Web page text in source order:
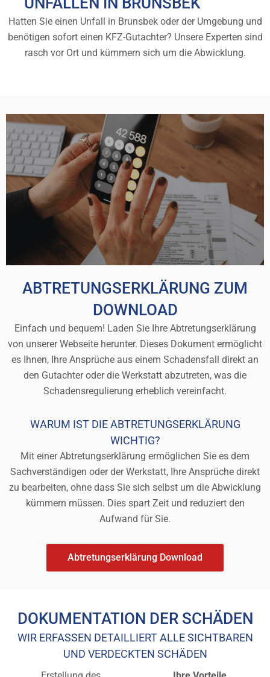
Hatten Sie einen Unfall in Brunsbek oder der Umgebung und
benötigen sofort einen KFZ-Gutachter? Unsere Experten sind
rasch vor Ort und kümmern sich um die Abwicklung.
ABTRETUNGSERKLÄRUNG ZUM
DOWNLOAD
Einfach und bequem! Laden Sie Ihre Abtretungserklärung
von unserer Webseite herunter. Dieses Dokument ermöglicht
es Ihnen, Ihre Ansprüche aus einem Schadensfall direkt an
den Gutachter oder die Werkstatt abzutreten, was die
Schadensregulierung erheblich vereinfacht.
WARUM IST DIE ABTRETUNGSERKLÄRUNG
WICHTIG?
Mit einer Abtretungserklärung ermöglichen Sie es dem
Sachverständigen oder der Werkstatt, Ihre Ansprüche direkt
zu bearbeiten, ohne dass Sie sich selbst um die Abwicklung
kümmern müssen. Dies spart Zeit und reduziert den
Aufwand für Sie.
Abtretungserklärung Download
DOKUMENTATION DER SCHÄDEN
WIR ERFASSEN DETAILLIERT ALLE SICHTBAREN
UND VERDECKTEN SCHÄDEN